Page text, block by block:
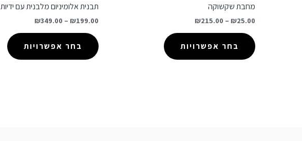
מחבת שקשוקה
₪25.00
–
₪215.00
בחר אפשרויות
תבנית אלומיניום מלבנית עם ידיות
₪199.00
–
₪349.00
בחר אפשרויות